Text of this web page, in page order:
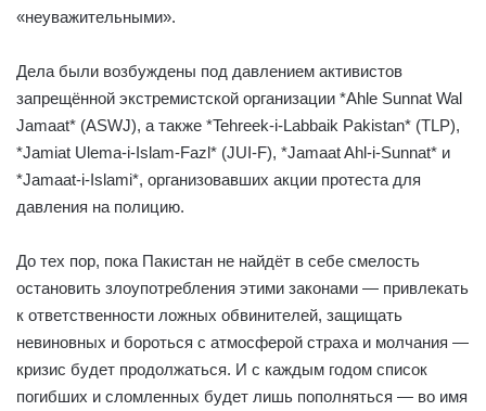
«неуважительными».
Дела были возбуждены под давлением активистов
запрещённой экстремистской организации *Ahle Sunnat Wal
Jamaat* (ASWJ), а также *Tehreek-i-Labbaik Pakistan* (TLP),
*Jamiat Ulema-i-Islam-Fazl* (JUI-F), *Jamaat Ahl-i-Sunnat* и
*Jamaat-i-Islami*, организовавших акции протеста для
давления на полицию.
До тех пор, пока Пакистан не найдёт в себе смелость
остановить злоупотребления этими законами — привлекать
к ответственности ложных обвинителей, защищать
невиновных и бороться с атмосферой страха и молчания —
кризис будет продолжаться. И с каждым годом список
погибших и сломленных будет лишь пополняться — во имя